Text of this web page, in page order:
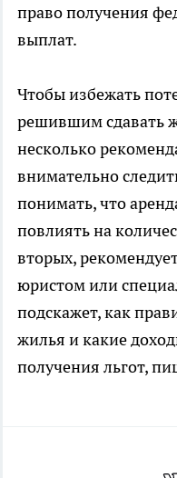
право получения
выплат.
Чтобы избежать
решившим сдавать
несколько
внимательно
понимать, что
повлиять на
вторых,
юристом или
подскажет, как
жилья и какие
получения льгот,